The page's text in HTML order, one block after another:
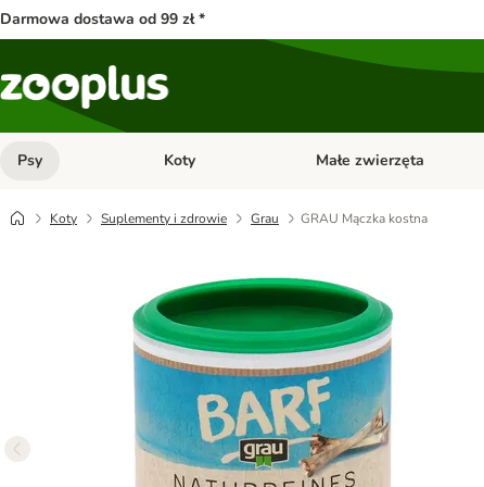
Darmowa dostawa od 99 zł *
Psy Otwórz menu kategorii: Psy
Koty Otwórz menu kategorii: Koty
Małe zwierzęta
Koty Suplementy i zdrowie Grau GRAU Mączka kostna